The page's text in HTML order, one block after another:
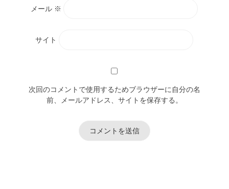
メール ※
サイト
次回のコメントで使用するためブラウザーに自分の名
前、メールアドレス、サイトを保存する。